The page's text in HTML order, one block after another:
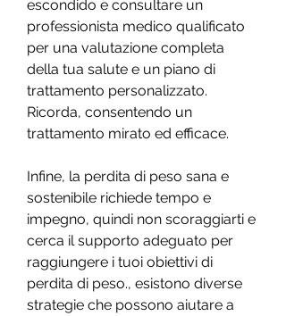
escondido e consultare un
professionista medico qualificato
per una valutazione completa
della tua salute e un piano di
trattamento personalizzato.
Ricorda, consentendo un
trattamento mirato ed efficace.
Infine, la perdita di peso sana e
sostenibile richiede tempo e
impegno, quindi non scoraggiarti e
cerca il supporto adeguato per
raggiungere i tuoi obiettivi di
perdita di peso., esistono diverse
strategie che possono aiutare a